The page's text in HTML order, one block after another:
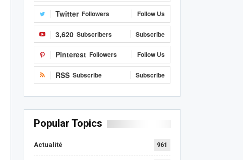
Twitter Followers Follow Us
3,620 Subscribers Subscribe
Pinterest Followers Follow Us
RSS Subscribe Subscribe
Popular Topics
Actualité 961